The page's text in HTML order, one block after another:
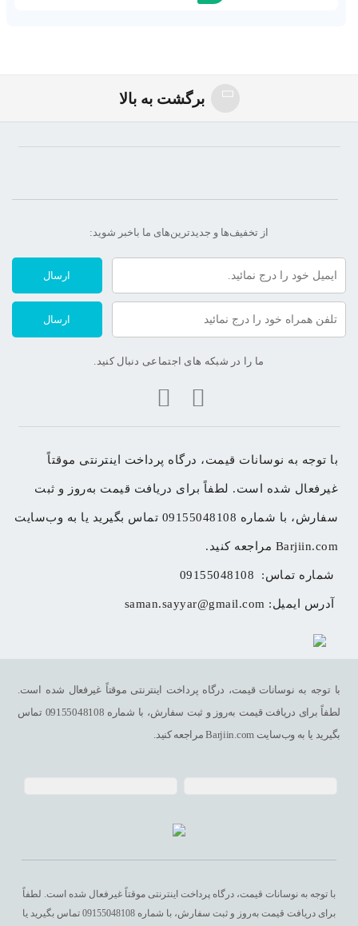
برگشت به بالا
از تخفیف‌ها و جدیدترین‌های ما‌ باخبر شوید:
ارسال
ارسال
ما را در شبکه های اجتماعی دنبال کنید.
Barjiin.com مراجعه کنید.
شماره تماس: 09155048108
آدرس ایمیل: saman.sayyar@gmail.com
با توجه به نوسانات قیمت، درگاه پرداخت اینترنتی موقتاً غیرفعال شده است.
لطفاً برای دریافت قیمت به‌روز و ثبت سفارش، با شماره 09155048108 تماس
بگیرید یا به وب‌سایت Barjiin.com مراجعه کنید.
با توجه به نوسانات قیمت، درگاه پرداخت اینترنتی موقتاً غیرفعال شده است. لطفاً
برای دریافت قیمت به‌روز و ثبت سفارش، با شماره 09155048108 تماس بگیرید یا